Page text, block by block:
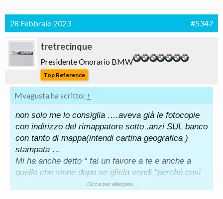
28 Febbraio 2023 #5347
tretrecinque
Presidente Onorario BMW
Top Reference
Mvagusta ha scritto: ↑
non solo me lo consiglia ….aveva già le fotocopie
con indirizzo del rimappatore sotto ,anzi SUL banco
con tanto di mappa(intendi cartina geografica )
stampata …
Mi ha anche detto “ fai un favore a te e anche a
quello che viene dopo se gliela vendi “perché così
come guida la tua donna sta macchina non la può
Clicca per allargare...